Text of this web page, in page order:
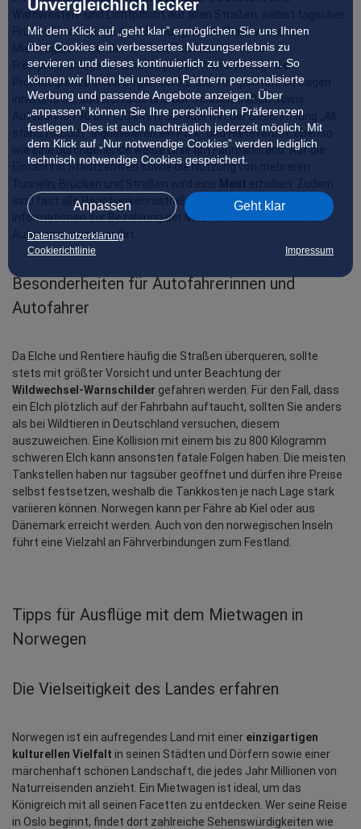
Unvergleichlich lecker
Mit dem Klick auf „geht klar” ermöglichen Sie uns Ihnen
über Cookies ein verbessertes Nutzungserlebnis zu
servieren und dieses kontinuierlich zu verbessern. So
können wir Ihnen bei unseren Partnern personalisierte
Werbung und passende Angebote anzeigen. Über
„anpassen” können Sie Ihre persönlichen Präferenzen
festlegen. Dies ist auch nachträglich jederzeit möglich. Mit
dem Klick auf „Nur notwendige Cookies” werden lediglich
technisch notwendige Cookies gespeichert.
Anpassen Geht klar
Datenschutzerklärung
Cookierichtlinie
Impressum
Warnwesten- und Lichtpflicht auf allen Straßen, selbst tagsüber.
Prüfen Sie daher bei der Abholung, ob die Warnweste im
Mietwagen vorhanden ist. Das Telefonieren ohne
Freisprechanlage ist untersagt. Des Weiteren liegt die
Promillegrenze in Norwegen bei 0,2. Die Tempolimits betragen
innerorts 50, außerorts 80 und auf Schnellstraßen sowie
Autobahnen 90 bis 100 km/h. Schilder mit der Beschriftung „All
stans forbudt“ signalisieren ein Park- und Halteverbot, ebenso
wie eine durchgehende weiße Linie am Fahrbahnrand. Auf die
Einfahrt in Stadtzentren sowie die Nutzung von mehreren
sind fast alle Hauptverkehrsstraßen gebührenpflichtig.
Informationen zur Bezahlung der Maut erhalten Sie von Ihrer
Autovermietung vor Ort.
Besonderheiten für Autofahrerinnen und
Autofahrer
Da Elche und Rentiere häufig die Straßen überqueren, sollte
Wildwechsel-Warnschilder gefahren werden. Für den Fall, dass
ein Elch plötzlich auf der Fahrbahn auftaucht, sollten Sie anders
als bei Wildtieren in Deutschland versuchen, diesem
auszuweichen. Eine Kollision mit einem bis zu 800 Kilogramm
schweren Elch kann ansonsten fatale Folgen haben. Die meisten
Tankstellen haben nur tagsüber geöffnet und dürfen ihre Preise
selbst festsetzen, weshalb die Tankkosten je nach Lage stark
variieren können. Norwegen kann per Fähre ab Kiel oder aus
Dänemark erreicht werden. Auch von den norwegischen Inseln
führt eine Vielzahl an Fährverbindungen zum Festland.
Tipps für Ausflüge mit dem Mietwagen in
Norwegen
Die Vielseitigkeit des Landes erfahren
Norwegen ist ein aufregendes Land mit einer einzigartigen
kulturellen Vielfalt in seinen Städten und Dörfern sowie einer
märchenhaft schönen Landschaft, die jedes Jahr Millionen von
Naturreisenden anzieht. Ein Mietwagen ist ideal, um das
Königreich mit all seinen Facetten zu entdecken. Wer seine Reise
in Oslo beginnt, findet dort zahlreiche Sehenswürdigkeiten wie